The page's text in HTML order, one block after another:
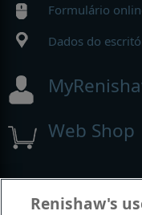
Formulário
Dados do
Web Shop
Renishaw's